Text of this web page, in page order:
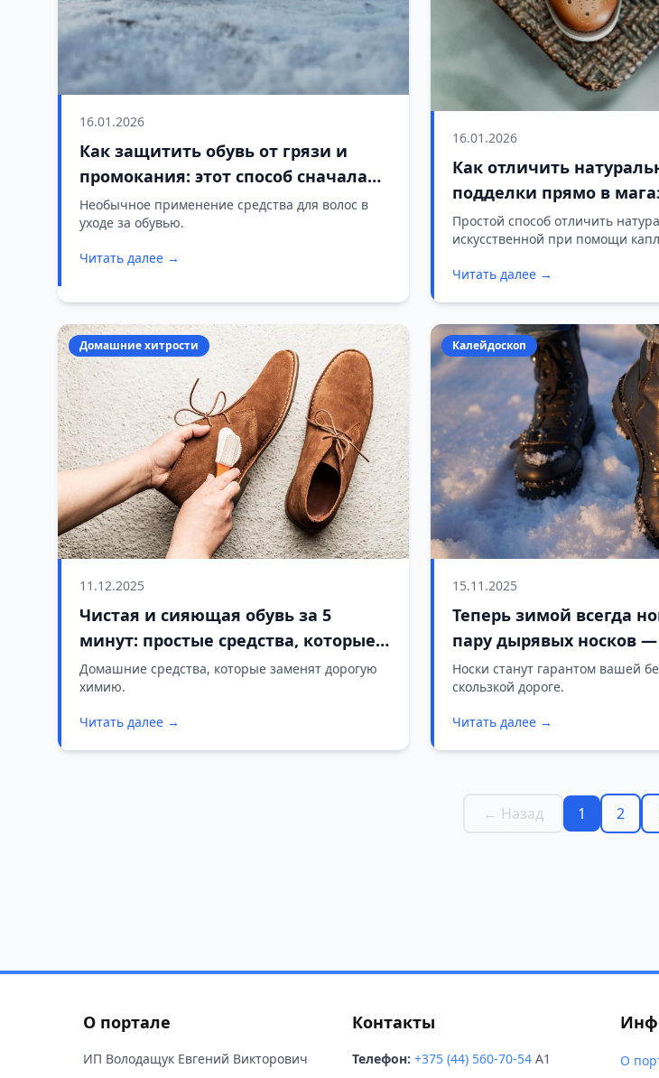
16.01.2026
Как защитить обувь от грязи и
промокания: этот способ сначала
удивляет, а потом восхищает
Необычное применение средства для волос в
уходе за обувью.
Читать далее →
16.01.2026
Как отличить
подделки прямо в
Простой способ отличить
искусственной при помощи
Читать далее →
Домашние хитрости
11.12.2025
Чистая и сияющая обувь за 5
минут: простые средства, которые
вернут сапожкам и кедам
идеальный вид
Домашние средства, которые заменят дорогую
химию.
Читать далее →
Калейдоскоп
15.11.2025
Теперь зимой всегда
пару дырявых носков
гололедица не страшна
Носки станут гарантом вашей
скользкой дороге.
Читать далее →
← Назад 1 2
О портале
ИП Володащук Евгений Викторович
Контакты
Телефон: +375 (44) 560-70-54A1
О